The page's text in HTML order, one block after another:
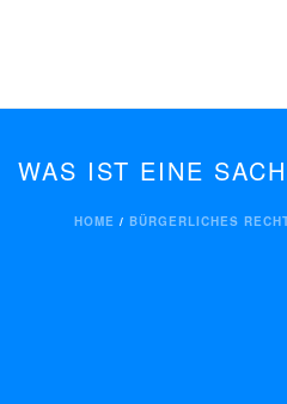
WAS IST EINE
HOME / BÜRGERLICHES